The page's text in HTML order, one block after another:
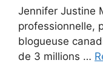
Jennifer Justine
professionnelle,
blogueuse
de 3 millions …